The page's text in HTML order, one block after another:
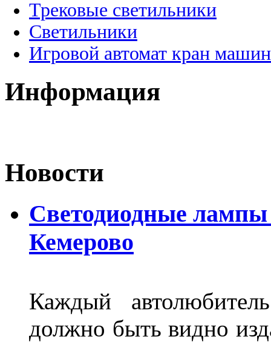
Трековые светильники
Светильники
Игровой автомат кран
Информация
Новости
Светодиодные
Кемерово
Каждый
должно быть видно